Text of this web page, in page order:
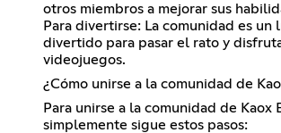
otros miembros a mejorar sus
Para divertirse: La comunidad es un
divertido para pasar el rato y
videojuegos.
¿Cómo unirse a la comunidad de
Para unirse a la comunidad de Kaox
simplemente sigue estos pasos: